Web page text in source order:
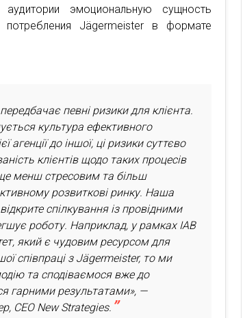
эмоциональную сущность
потребления Jägermeister в формате
певні ризики для клієнта.
культура ефективного
агенції до іншої, ці ризики суттєво
клієнтів щодо таких процесів
менш стресовим та більш
розвиткові ринку. Наша
спілкування із провідними
роботу. Наприклад, у рамках IAB
який є чудовим ресурсом для
співпраці з Jägermeister, то ми
та сподіваємося вже до
гарними результатами», —
CEO New Strategies.